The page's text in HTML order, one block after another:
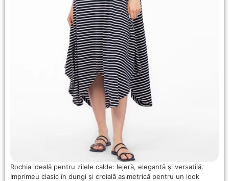
Rochia ideală pentru zilele calde: lejeră, elegantă și versatilă.
Imprimeu clasic în dungi și croială asimetrică pentru un look